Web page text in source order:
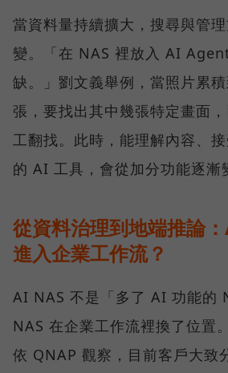
當資料量持續擴大，搜尋與管
變。「在 NAS 裡放入 AI
缺。」劉文義舉例，當照片累
張，要找出其中幾張特定畫面
工翻找。此時，能理解內容、
的 AI 工具，會從加分功能逐漸
從資料治理到地端推論
進入企業工作流？
AI NAS 不是「多了 AI 功能的
NAS 在企業工作流裡換了位置。
依 QNAP 觀察，目前客戶大致